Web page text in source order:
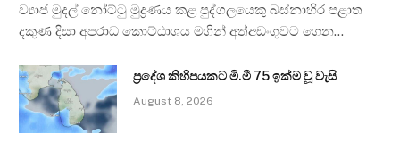
ව්‍යාජ මුදල් නෝට්ටු මුද්‍රණය කළ පුද්ගලයෙකු බස්නාහිර පළාත
දකුණ දිසා අපරාධ කොට්ඨාශය මගින් අත්අඩංගුවට ගෙන…
ප්‍රදේශ කිහිපයකට මි.මී 75 ඉක්ම වූ වැසි
August 8, 2026